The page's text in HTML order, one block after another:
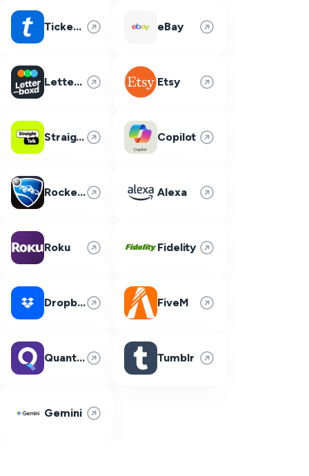
Ticketmaster eBay
Letterboxd Etsy
Straight Talk Copilot
Rocket League Alexa
Roku Fidelity
Dropbox FiveM
Quantum Fiber Tumblr
Gemini